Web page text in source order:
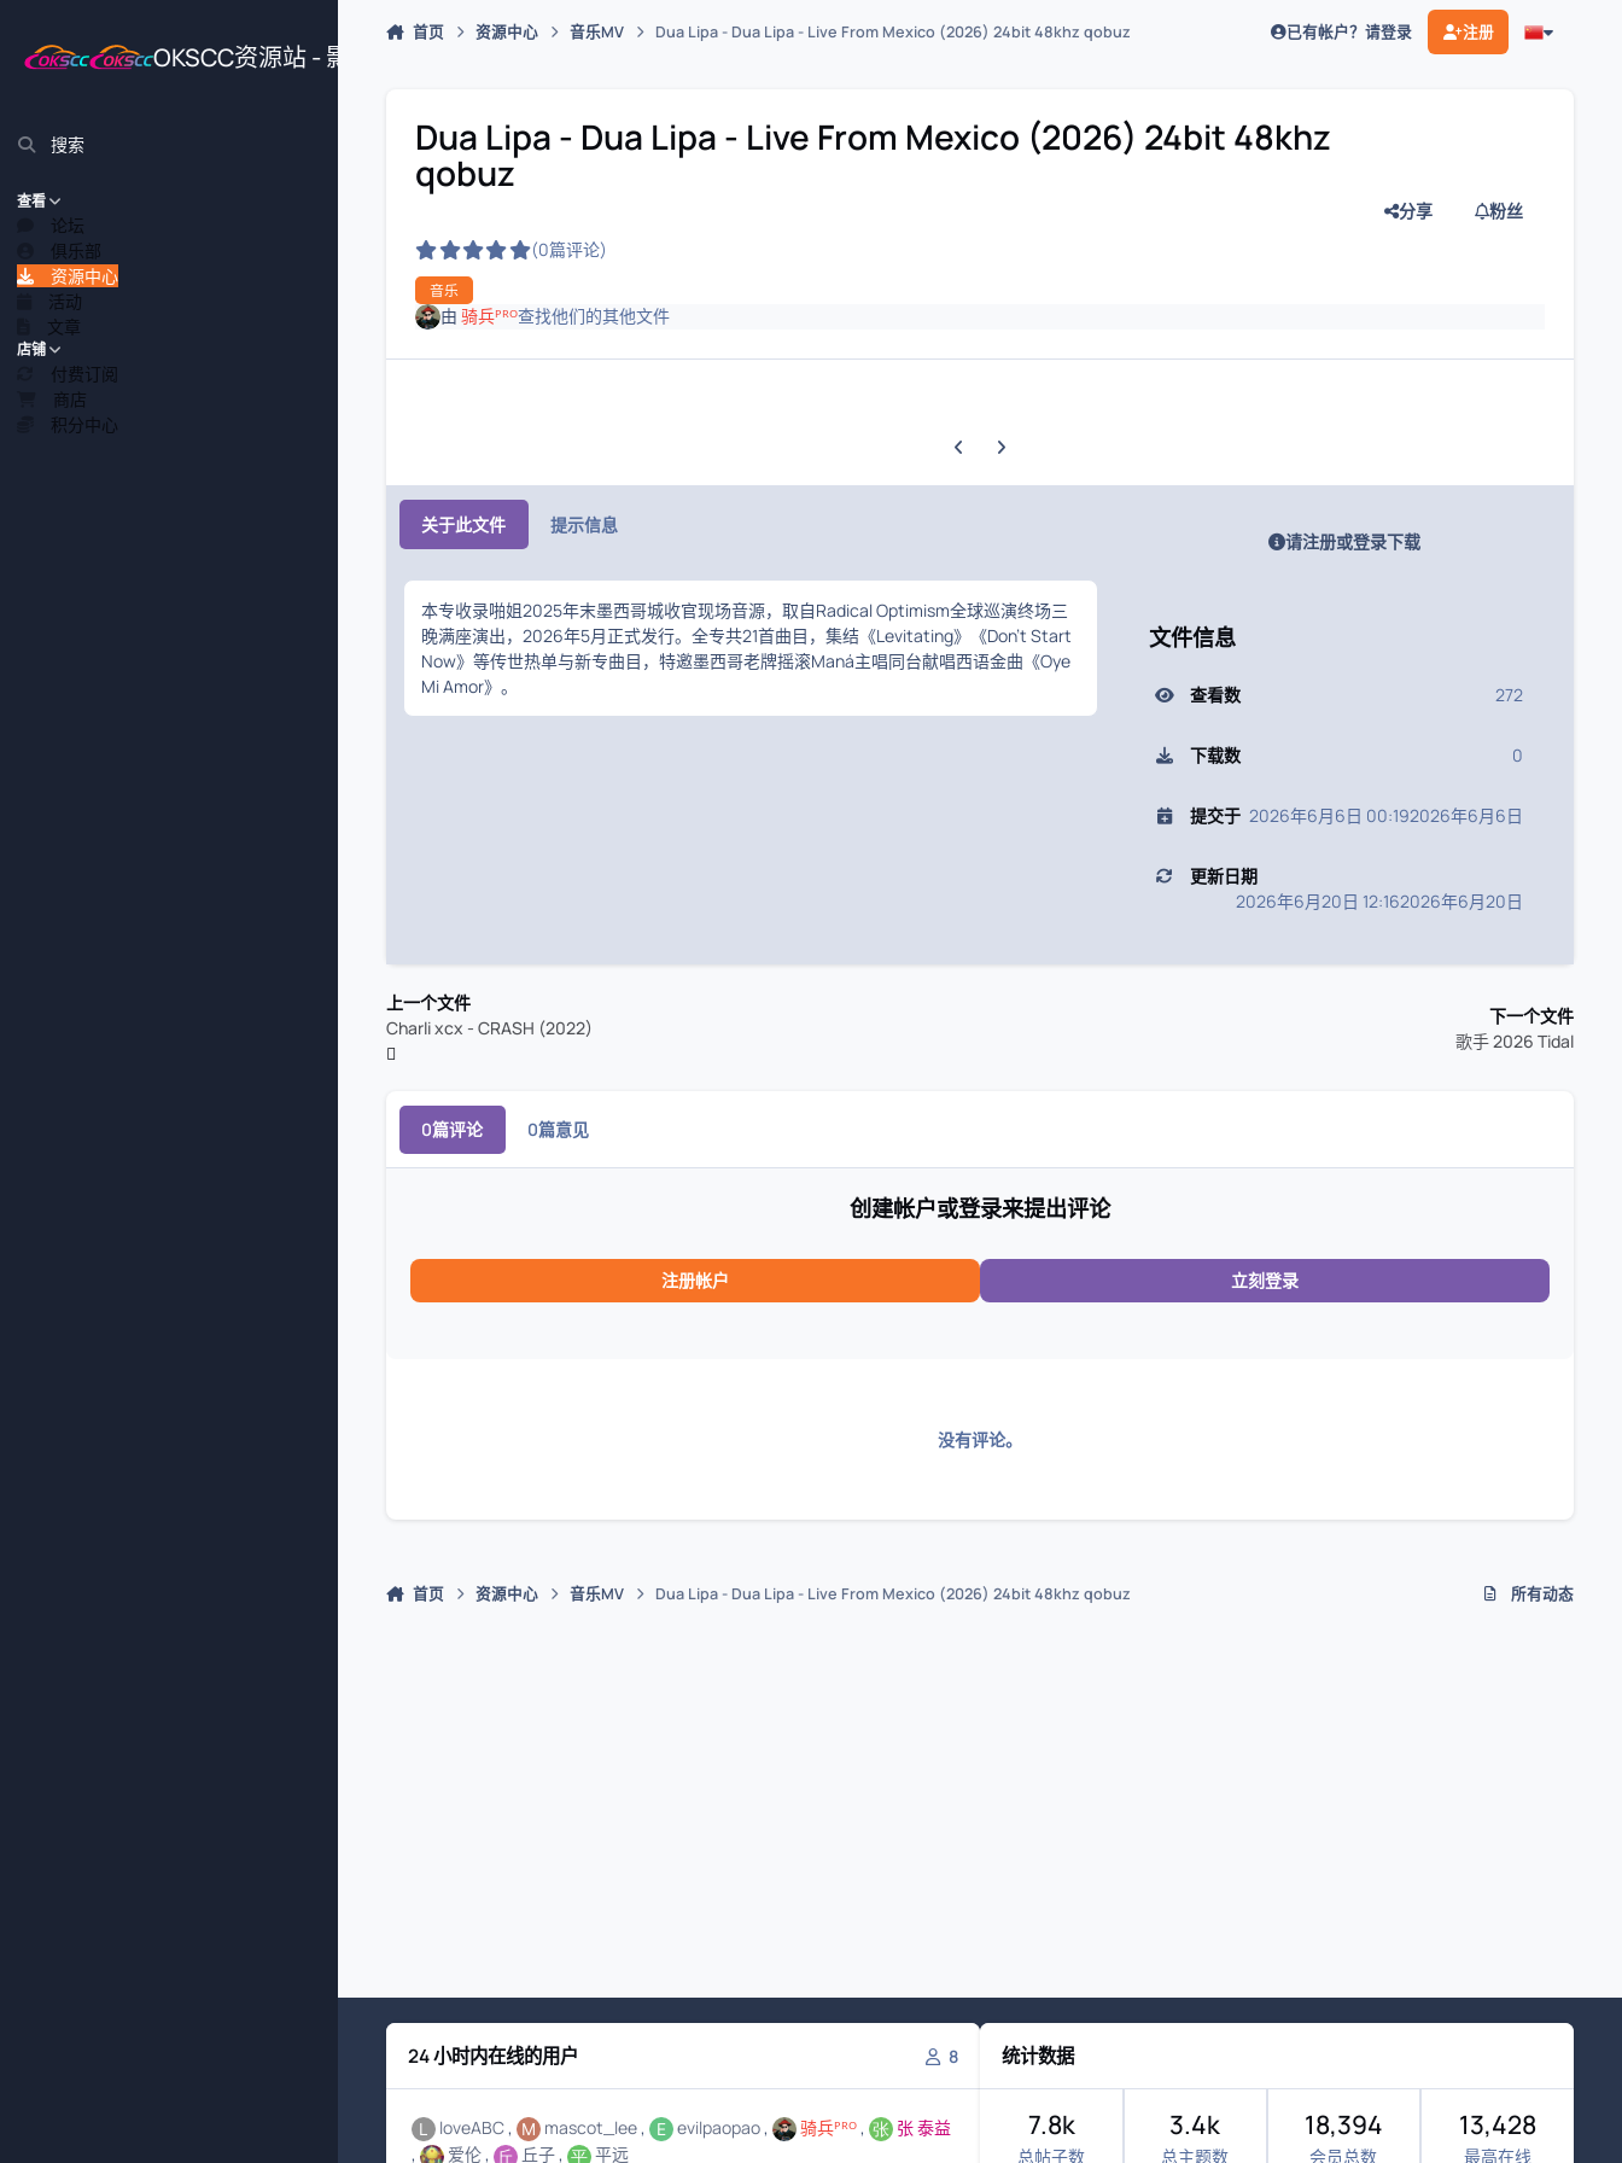
OKSCC资源站 - 影视、游戏、源码插件综合下载平台
搜索
查看
论坛
俱乐部
资源中心
活动
文章
店铺
付费订阅
商店
积分中心
首页 资源中心 音乐MV Dua Lipa - Dua Lipa - Live From Mexico (2026) 24bit 48khz qobuz 已有帐户？请登录 注册
Dua Lipa - Dua Lipa - Live From Mexico (2026) 24bit 48khz
qobuz
(0篇评论)
音乐
分享 粉丝
由 骑兵ᴾᴿᴼ查找他们的其他文件
上一张轮播幻灯片
下一张轮播幻灯片
关于此文件 提示信息
本专收录啪姐2025年末墨西哥城收官现场音源，取自Radical Optimism全球巡演终场三
晚满座演出，2026年5月正式发行。全专共21首曲目，集结《Levitating》《Don't Start
Now》等传世热单与新专曲目，特邀墨西哥老牌摇滚Maná主唱同台献唱西语金曲《Oye
Mi Amor》。
请注册或登录下载
文件信息
查看数 272
下载数 0
提交于 2026年6月6日 00:192026年6月6日
更新日期
2026年6月20日 12:162026年6月20日
上一个文件
Charli xcx - CRASH (2022)
下一个文件
歌手 2026 Tidal
0篇评论 0篇意见
创建帐户或登录来提出评论
注册帐户 立刻登录
没有评论。
首页 资源中心 音乐MV Dua Lipa - Dua Lipa - Live From Mexico (2026) 24bit 48khz qobuz 所有动态
24 小时内在线的用户 8
loveABC mascot_lee evilpaopao 骑兵ᴾᴿᴼ
张 泰益
爱伦
丘子 平远
统计数据
7.8k
总帖子数
3.4k
总主题数
18,394
会员总数
13,428
最高在线